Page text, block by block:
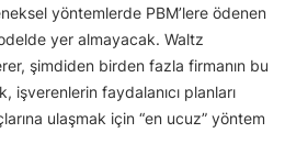
yöntemlerde PBM’lere ödenen
yer almayacak. Waltz
şimdiden birden fazla firmanın bu
işverenlerin faydalanıcı planları
ulaşmak için “en ucuz” yöntem